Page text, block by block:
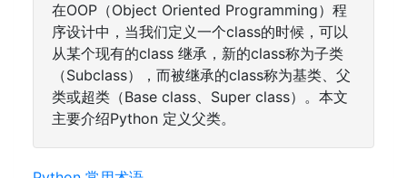
在OOP（Object Oriented Programming）程
序设计中，当我们定义一个class的时候，可以
从某个现有的class 继承，新的class称为子类
（Subclass），而被继承的class称为基类、父
类或超类（Base class、Super class）。本文
主要介绍Python 定义父类。